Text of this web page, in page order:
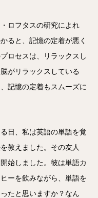
ロフタスの研究によれ
ると、記憶の定着が悪く
ロセスは、リラックスし
がリラックスしている
記憶の定着もスムーズに
日、私は英語の単語を覚
教えました。その友人
始しました。彼は単語カ
ーを飲みながら、単語を
たと思いますか？なん